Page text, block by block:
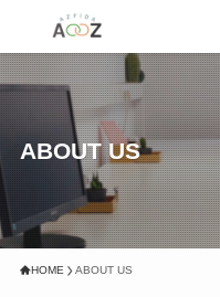
ABOUT US
HOME ABOUT US